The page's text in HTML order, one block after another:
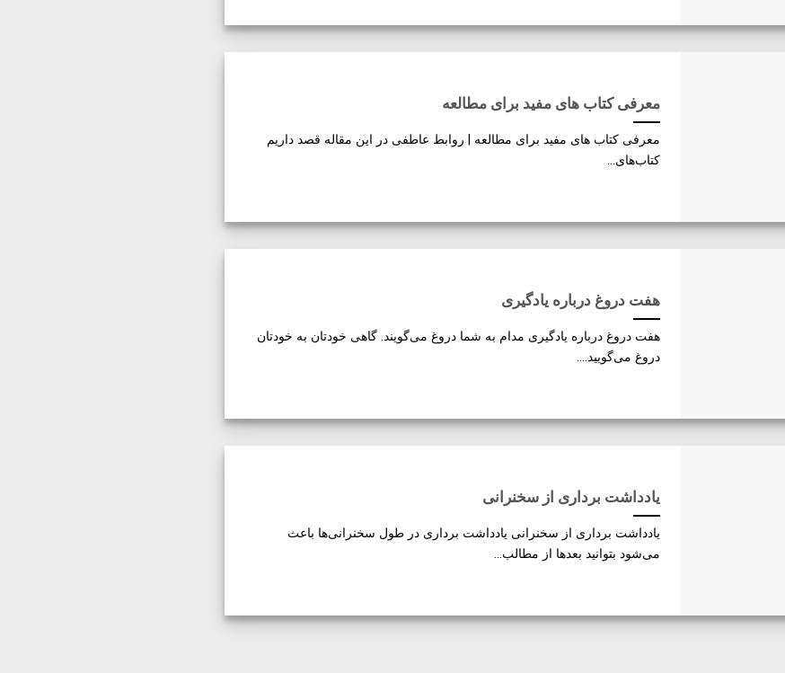
معرفی کتاب های مفید برای مطالعه
معرفی کتاب های مفید برای مطالعه | روابط عاطفی در این مقاله قصد داریم
کتاب‌های...
هفت دروغ درباره یادگیری
هفت دروغ درباره یادگیری مدام به شما دروغ می‌گویند. گاهی خودتان به خودتان
دروغ می‌گویید....
یادداشت برداری از سخنرانی
یادداشت برداری از سخنرانی یادداشت برداری در طول سخنرانی‌ها باعث
می‌شود بتوانید بعدها از مطالب...